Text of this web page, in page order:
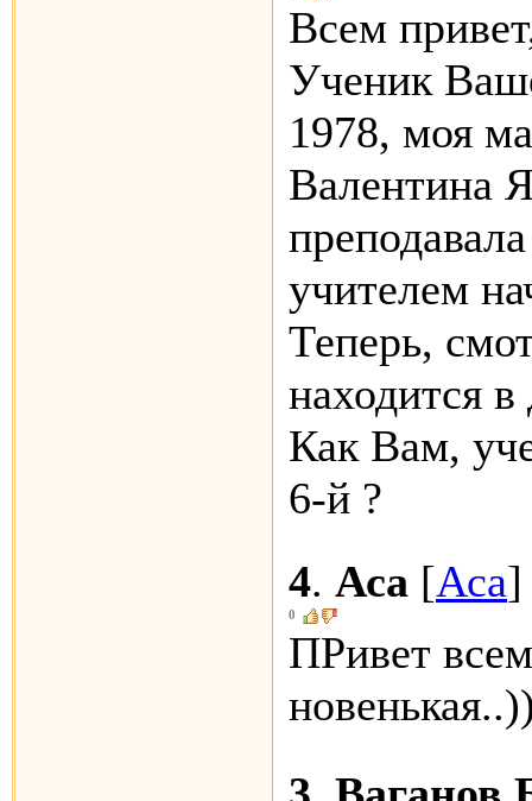
Всем
Ученик
1978, моя
Валентина
учителем
Теперь,
находится
Как Вам,
6-й ?
4. Аса [Аса]
0
ПРивет